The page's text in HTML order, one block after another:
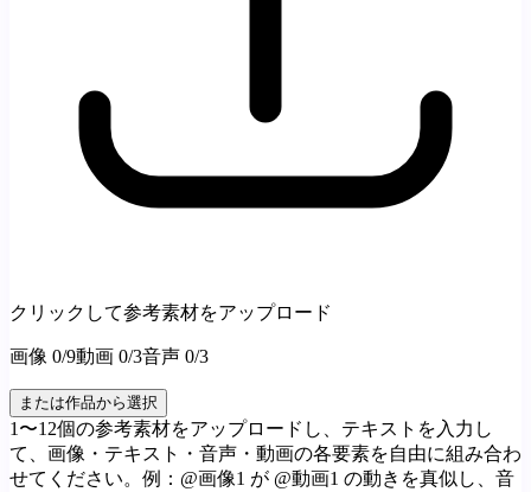
クリックして参考素材をアップロード
画像 0/9動画 0/3音声 0/3
または作品から選択
1〜12個の参考素材をアップロードし、テキストを入力し
て、画像・テキスト・音声・動画の各要素を自由に組み合わ
せてください。例：@画像1 が @動画1 の動きを真似し、音